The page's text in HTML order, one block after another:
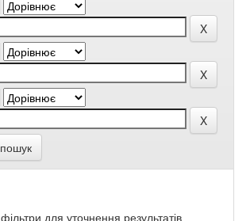
для уточнення результатів